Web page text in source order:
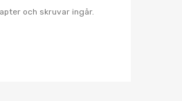
och skruvar ingår.